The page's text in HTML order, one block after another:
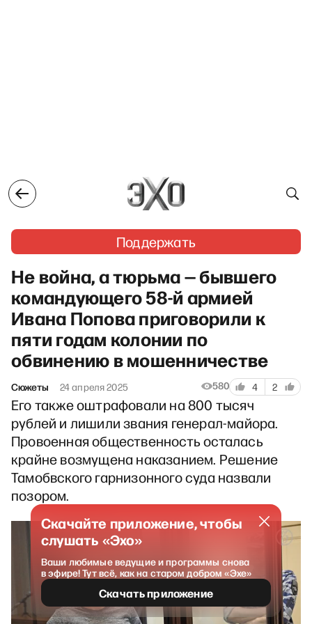
Поддержать
Не война, а тюрьма — бывшего
командующего 58-й армией
Ивана Попова приговорили к
пяти годам колонии по
обвинению в мошенничестве
Сюжеты 24 апреля 2025 580 4 2
Его также оштрафовали на 800 тысяч
рублей и лишили звания генерал-майора.
Провоенная общественность осталась
крайне возмущена наказанием. Решение
Тамобвского гарнизонного суда назвали
позором.
Скачайте приложение, чтобы
слушать «Эхо»
Ваши любимые ведущие и программы снова
в эфире! Тут всё, как на старом добром «Эхе»
Скачать приложение